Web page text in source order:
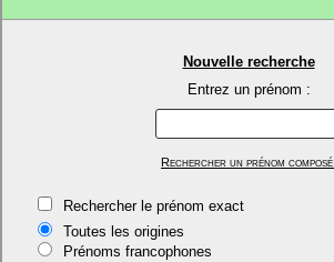
Nouvelle recherche
Entrez un prénom :
Rechercher un prénom composé.
Rechercher le prénom exact
Toutes les origines
Prénoms francophones